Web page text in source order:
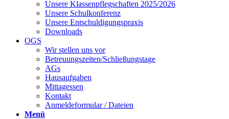
Unsere Klassenpflegschaften 2025/2026
Unsere Schulkonferenz
Unsere Entschuldigungspraxis
Downloads
OGS
Wir stellen uns vor
Betreuungszeiten/Schließungstage
AGs
Hausaufgaben
Mittagessen
Kontakt
Anmeldeformular / Dateien
Menü